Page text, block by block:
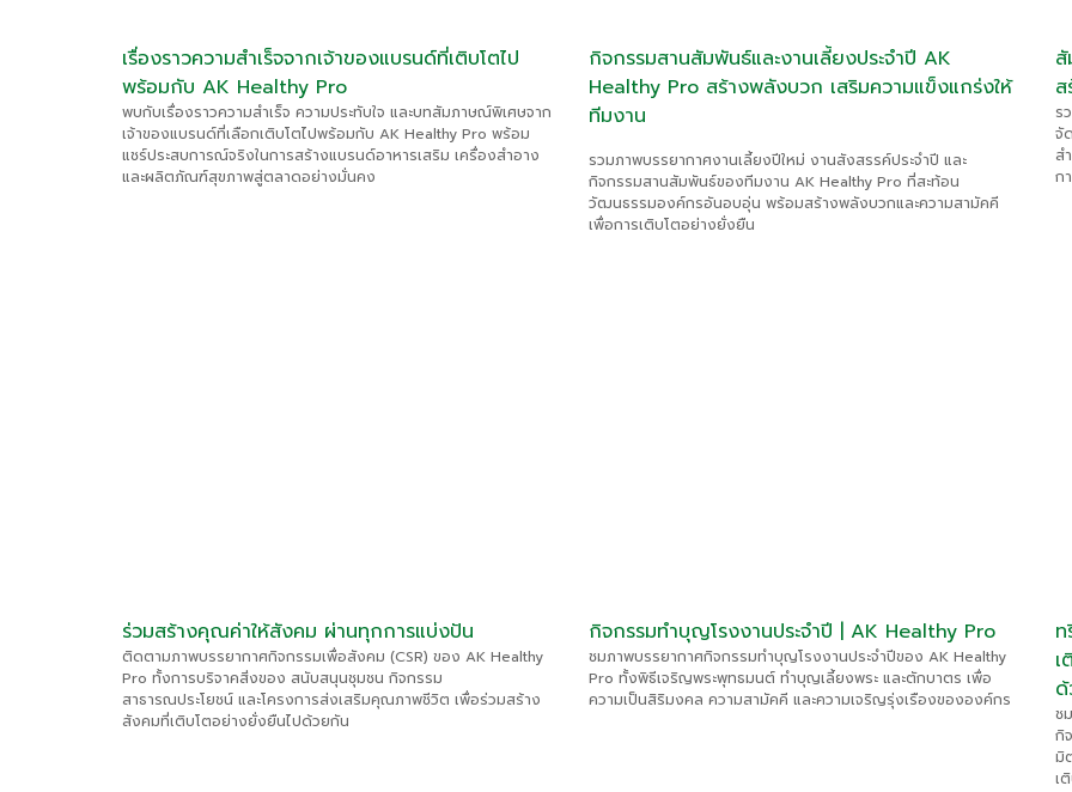
เรื่องราวความสำเร็จจากเจ้าของแบรนด์ที่เติบโตไป
พร้อมกับ AK Healthy Pro
พบกับเรื่องราวความสำเร็จ ความประทับใจ และบทสัมภาษณ์พิเศษจาก
เจ้าของแบรนด์ที่เลือกเติบโตไปพร้อมกับ AK Healthy Pro พร้อม
แชร์ประสบการณ์จริงในการสร้างแบรนด์อาหารเสริม เครื่องสำอาง
และผลิตภัณฑ์สุขภาพสู่ตลาดอย่างมั่นคง
กิจกรรมสานสัมพันธ์และงานเลี้ยงประจำปี AK
Healthy Pro สร้างพลังบวก เสริมความแข็งแกร่งให้
ทีมงาน
รวมภาพบรรยากาศงานเลี้ยงปีใหม่ งานสังสรรค์ประจำปี และ
กิจกรรมสานสัมพันธ์ของทีมงาน AK Healthy Pro ที่สะท้อน
วัฒนธรรมองค์กรอันอบอุ่น พร้อมสร้างพลังบวกและความสามัคคี
เพื่อการเติบโตอย่างยั่งยืน
ส
ร
จั
ส
ก
ร่วมสร้างคุณค่าให้สังคม ผ่านทุกการแบ่งปัน
ติดตามภาพบรรยากาศกิจกรรมเพื่อสังคม (CSR) ของ AK Healthy
Pro ทั้งการบริจาคสิ่งของ สนับสนุนชุมชน กิจกรรม
สาธารณประโยชน์ และโครงการส่งเสริมคุณภาพชีวิต เพื่อร่วมสร้าง
สังคมที่เติบโตอย่างยั่งยืนไปด้วยกัน
กิจกรรมทำบุญโรงงานประจำปี | AK Healthy Pro
ชมภาพบรรยากาศกิจกรรมทำบุญโรงงานประจำปีของ AK Healthy
Pro ทั้งพิธีเจริญพระพุทธมนต์ ทำบุญเลี้ยงพระ และตักบาตร เพื่อ
ความเป็นสิริมงคล ความสามัคคี และความเจริญรุ่งเรืองขององค์กร
ช
กิ
มิ
เ